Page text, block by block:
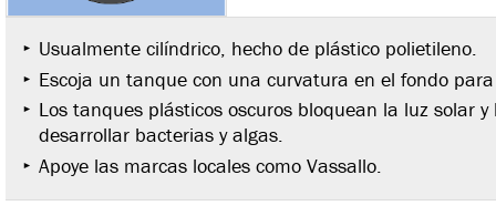
Usualmente cilíndrico, hecho de plástico polietileno.
Escoja un tanque con una curvatura en el fondo
Los tanques plásticos oscuros bloquean la luz solar
desarrollar bacterias y algas.
Apoye las marcas locales como Vassallo.